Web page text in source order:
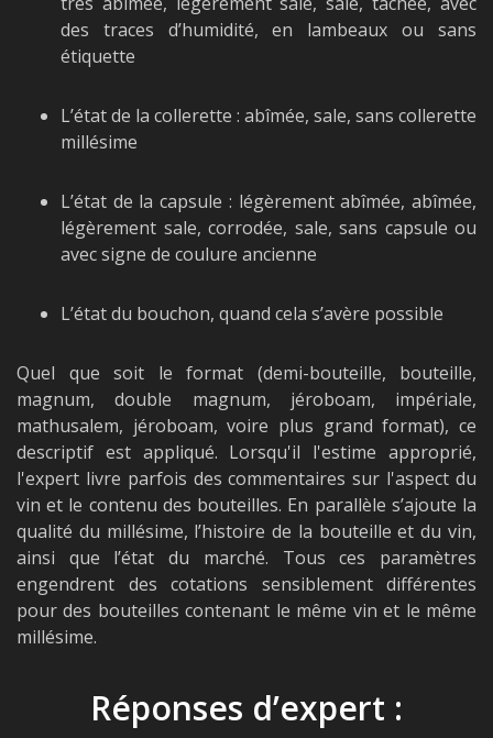
des traces d’humidité, en lambeaux ou sans
étiquette
L’état de la collerette : abîmée, sale, sans collerette
millésime
L’état de la capsule : légèrement abîmée, abîmée,
légèrement sale, corrodée, sale, sans capsule ou
avec signe de coulure ancienne
L’état du bouchon, quand cela s’avère possible
Quel que soit le format (demi-bouteille, bouteille,
magnum, double magnum, jéroboam, impériale,
mathusalem, jéroboam, voire plus grand format), ce
descriptif est appliqué. Lorsqu'il l'estime approprié,
l'expert livre parfois des commentaires sur l'aspect du
vin et le contenu des bouteilles. En parallèle s’ajoute la
qualité du millésime, l’histoire de la bouteille et du vin,
ainsi que l’état du marché. Tous ces paramètres
engendrent des cotations sensiblement différentes
pour des bouteilles contenant le même vin et le même
millésime.
Réponses d’expert :